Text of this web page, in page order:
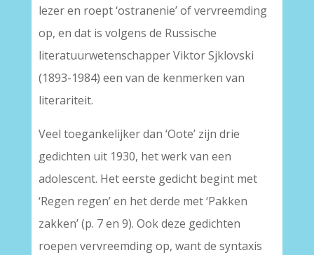
lezer en roept ‘ostranenie’ of vervreemding
op, en dat is volgens de Russische
literatuurwetenschapper Viktor Sjklovski
(1893-1984) een van de kenmerken van
literariteit.
Veel toegankelijker dan ‘Oote’ zijn drie
gedichten uit 1930, het werk van een
adolescent. Het eerste gedicht begint met
‘Regen regen’ en het derde met ‘Pakken
zakken’ (p. 7 en 9). Ook deze gedichten
roepen vervreemding op, want de syntaxis